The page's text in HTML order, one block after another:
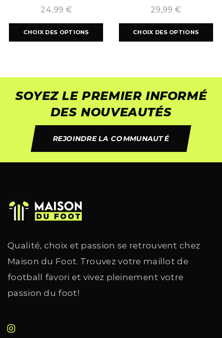
24,99 €
CHOIX DES OPTIONS
2024/2025
29,99 €
CHOIX DES OPTIONS
SOYEZ LE PREMIER INFORMÉ
DES NOUVEAUTÉS
REJOINDRE LA COMMUNAUTÉ
Qualité, choix et passion se retrouvent chez
Maison du Foot. Trouvez votre maillot de
football favori et vivez pleinement votre
passion du foot!